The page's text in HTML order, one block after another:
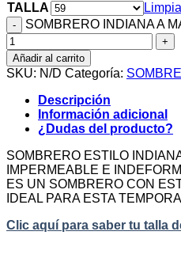
TALLA
SOMBRERO INDIANA A
Añadir al carrito
SKU: N/D Categoría:
Descripción
Información adicional
¿Dudas del producto?
SOMBRERO ESTILO
IMPERMEABLE E
ES UN SOMBRERO CON
IDEAL PARA ESTA
Clic aquí para saber tu talla